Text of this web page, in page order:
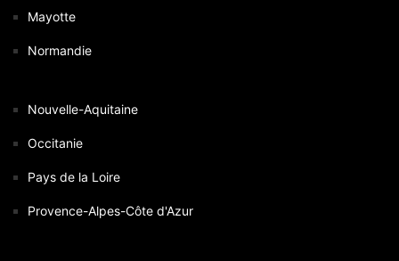
Mayotte
Normandie
Nouvelle-Aquitaine
Occitanie
Pays de la Loire
Provence-Alpes-Côte d'Azur